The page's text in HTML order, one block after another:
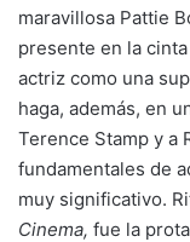
maravillosa Pattie
presente en la
actriz como una
haga, además, en
Terence Stamp y a
fundamentales de
muy significativo.
Cinema, fue la